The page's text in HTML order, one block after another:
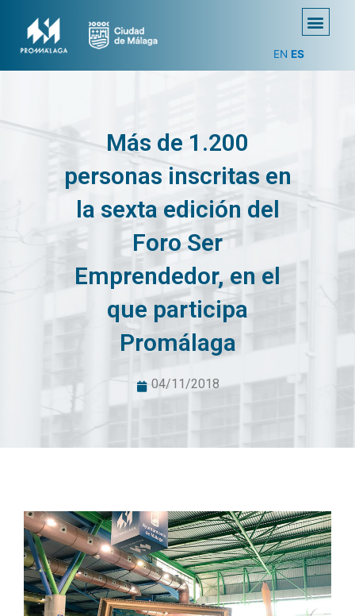
EN ES
Más de 1.200
personas inscritas en
la sexta edición del
Foro Ser
Emprendedor, en el
que participa
Promálaga
04/11/2018